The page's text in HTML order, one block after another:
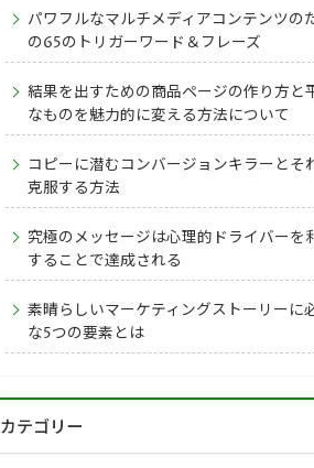
パワフルなマルチメディアコンテンツの
の65のトリガーワード＆フレーズ
結果を出すための商品ページの作り方と
なものを魅力的に変える方法について
コピーに潜むコンバージョンキラーとそ
克服する方法
究極のメッセージは心理的ドライバーを
することで達成される
素晴らしいマーケティングストーリーに
な5つの要素とは
カテゴリー